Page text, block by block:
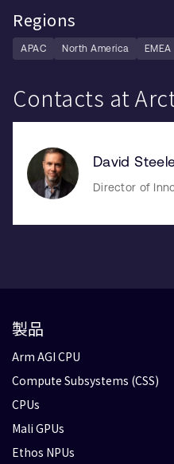
Regions
APAC North America EMEA
Contacts at
David
Director of
製品
Arm AGI CPU
Compute Subsystems (CSS)
CPUs
Mali GPUs
Ethos NPUs